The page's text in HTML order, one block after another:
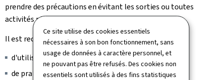
Ce site utilise des cookies essentiels
nécessaires à son bon fonctionnement, sans
usage de données à caractère personnel, et
ne pouvant pas être refusés. Des cookies non
essentiels sont utilisés à des fins statistiques
prendre des précautions en évitant les sorties ou toutes
activités physiques prolongées en plein air.
Il est recommandé aux citoyens:
d'utiliser les transports en commun;
de pratiquer le covoiturage;